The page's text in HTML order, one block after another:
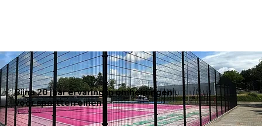
Bijna 20 jaar ervaring in omheiningen
voor sportterreinen